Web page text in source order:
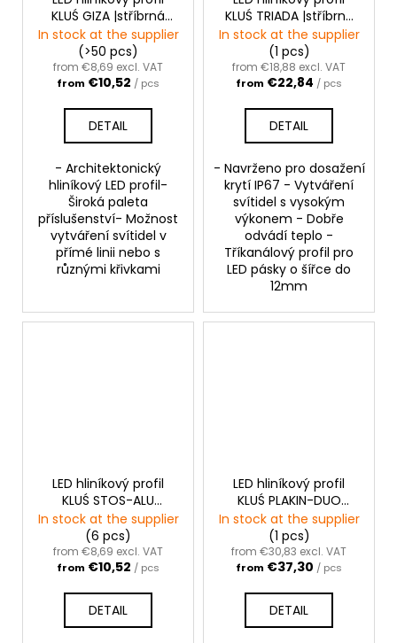
KLUŚ GIZA |stříbrná
anoda
In stock at the supplier
(>50 pcs)
from €8,69 excl. VAT
from €10,52 / pcs
DETAIL
- Architektonický
hliníkový LED profil-
Široká paleta
příslušenství- Možnost
vytváření svítidel v
přímé linii nebo s
různými křivkami
KLUŚ TRIADA |stříbrná
anoda
In stock at the supplier
(1 pcs)
from €18,88 excl. VAT
from €22,84 / pcs
DETAIL
- Navrženo pro dosažení
krytí IP67 - Vytváření
svítidel s vysokým
výkonem - Dobře
odvádí teplo -
Tříkanálový profil pro
LED pásky o šířce do
12mm
LED hliníkový profil
KLUŚ STOS-ALU
|stříbrná anoda
In stock at the supplier
(6 pcs)
from €8,69 excl. VAT
from €10,52 / pcs
DETAIL
LED hliníkový profil
KLUŚ PLAKIN-DUO
|neanodizovaný
In stock at the supplier
(1 pcs)
from €30,83 excl. VAT
from €37,30 / pcs
DETAIL